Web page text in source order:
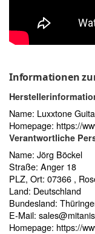
Informationen
Name: Luxxtone
Homepage: https://
Verantwortliche
Name: Jörg Böckel
Straße: Anger 18
PLZ, Ort: 07366 ,
Land: Deutschland
Bundesland:
E-Mail:
Homepage: https://